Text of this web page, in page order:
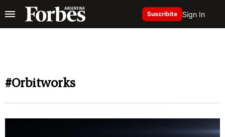
Suscribite Sign In
#Orbitworks